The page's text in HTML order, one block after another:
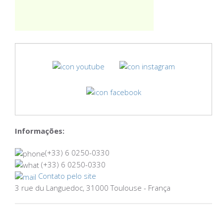
Informações:
(+33) 6 0250-0330
(+33) 6 0250-0330
Contato pelo site
3 rue du Languedoc, 31000 Toulouse - França